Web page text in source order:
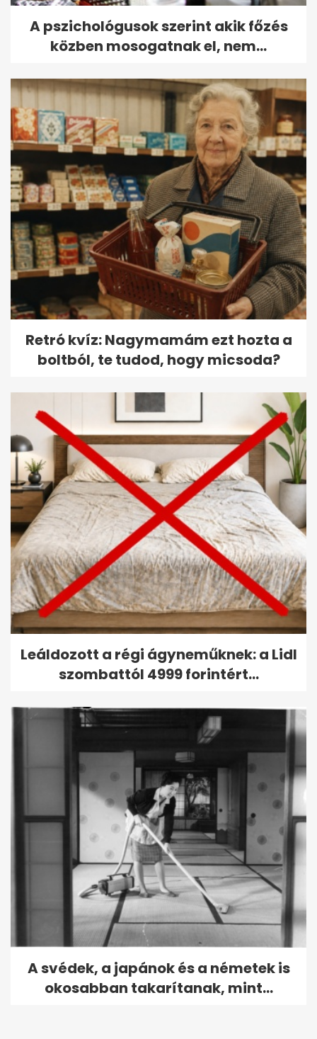
A pszichológusok szerint akik főzés
közben mosogatnak el, nem...
Retró kvíz: Nagymamám ezt hozta a
boltból, te tudod, hogy micsoda?
Leáldozott a régi ágyneműknek: a Lidl
szombattól 4999 forintért...
A svédek, a japánok és a németek is
okosabban takarítanak, mint...